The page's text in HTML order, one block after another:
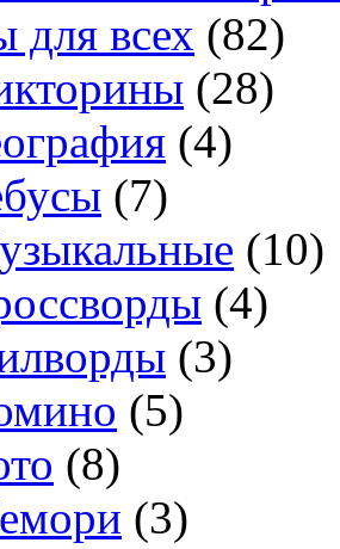
для всех (82)
(28)
(4)
(7)
(10)
(4)
(3)
(5)
(8)
(3)